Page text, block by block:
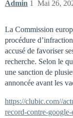
Admin Mai 26,
1
La Commission
procédure
accusé de favoriser
recherche. Selon le
une sanction de
annoncée avant les
https://clubic.com//
record-contre-